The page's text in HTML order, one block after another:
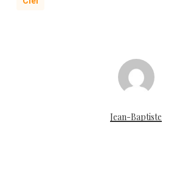
Jean-Baptiste